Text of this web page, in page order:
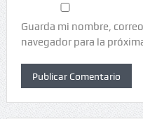
Guarda mi nombre,
navegador para la